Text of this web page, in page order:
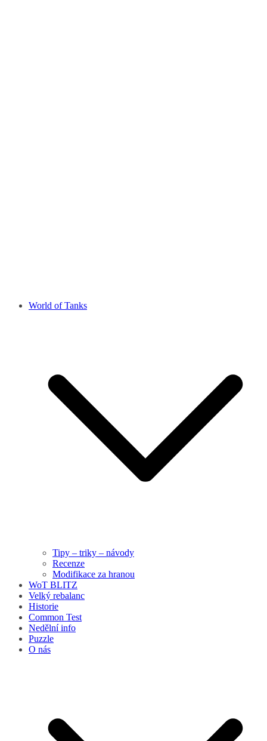
World of Tanks
Tipy – triky – návody
Recenze
Modifikace za hranou
WoT BLITZ
Velký rebalanc
Historie
Common Test
Nedělní info
Puzzle
O nás